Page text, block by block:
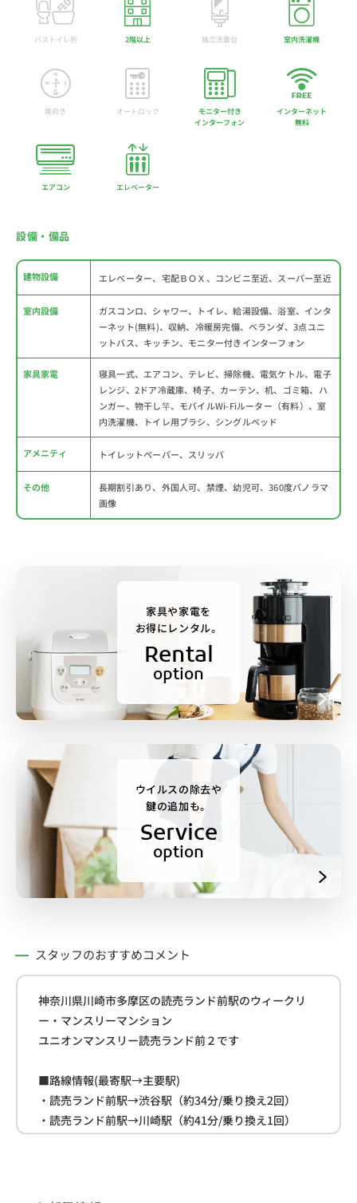
バストイレ別 2階以上 独立洗面台 室内洗濯機
南向き オートロック
モニター付き
インターフォン
インターネット
無料
エアコン エレベーター
設備・備品
建物設備 エレベーター、宅配ＢＯＸ、コンビニ至近、スーパー至近
室内設備
ガスコンロ、シャワー、トイレ、給湯設備、浴室、インタ
ーネット(無料)、収納、冷暖房完備、ベランダ、3点ユニ
ットバス、キッチン、モニター付きインターフォン
家具家電
寝具一式、エアコン、テレビ、掃除機、電気ケトル、電子
レンジ、2ドア冷蔵庫、椅子、カーテン、机、ゴミ箱、ハ
ンガー、物干し竿、モバイルWi-Fiルーター（有料）、室
内洗濯機、トイレ用ブラシ、シングルベッド
アメニティ トイレットペーパー、スリッパ
その他
長期割引あり、外国人可、禁煙、幼児可、360度パノラマ
画像
家具や家電を
お得にレンタル。
Rental
option
ウイルスの除去や
鍵の追加も。
Service
option
スタッフのおすすめコメント
神奈川県川崎市多摩区の読売ランド前駅のウィークリ
ー・マンスリーマンション
ユニオンマンスリー読売ランド前２です
■路線情報(最寄駅→主要駅)
・読売ランド前駅→渋谷駅（約34分/乗り換え2回）
・読売ランド前駅→川崎駅（約41分/乗り換え1回）
・読売ランド前駅→東京駅（約45分/乗り換え2回）
・ファミリーマート(約42m)